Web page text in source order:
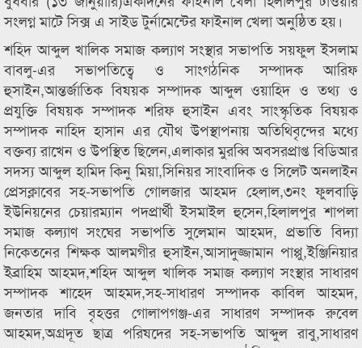
সংলগ্ন মাটে সিক্স এ সাইড টুর্নামেন্টের ফাইনাল খেলা অনুষ্ঠিত হয়।
শহিদ আব্দুল খালিক সমাজ কল্যাণ সংস্থার সভাপতি সয়ফুল ইসলাম
বাবলু-এর সভাপতিত্বে ও সাংগঠনিক সম্পাদক আরিফ
হুসাইন,আন্তর্জাতিক বিষয়ক সম্পাদক আব্দুল ওয়াহিদ ও তথ্য ও
প্রযুক্তি বিষয়ক সম্পাদক শরিফ হুসাইন এবং সাংস্কৃতিক বিষয়ক
সম্পাদক নাহিদ হাসান এর যৌথ উপস্থাপনায় অতিথিবৃন্দের মধ্যে
বক্তব্য রাখেন ও উপস্থিত ছিলেন,এলাকার মুরব্বি অবসরপ্রাপ্ত বিডিআর
সদস্য আব্দুল হামিদ কিনু মিয়া,সিনিয়র সাংবাদিক ও সিলেট অনলাইন
প্রেসক্লাবের সহ-সভাপতি গোলজার আহমদ হেলাল,৩নং ফুলবাড়ি
ইউনিয়নের চেয়ারম্যান পদপ্রার্থী ইসমাইল হুসেন,হিলালপুর শাপলা
সমাজ কল্যাণ সংঘের সভাপতি সুলেমান আহমদ, প্রভাতি বিদ্যা
নিকেতনের শিক্ষক আলমগীর হুসাইন,আসাদুজ্জামান পাপ্পু,ইঞ্জিনিয়ার
ইব্রাহিম আহমদ,শহিদ আব্দুল খালিক সমাজ কল্যাণ সংস্থার সাধারণ
সম্পাদক শাহেদ আহমদ,সহ-সাধারণ সম্পাদক কাবিল আহমদ,
জনতার দাবি বৃহত্তর গোলাপগঞ্জ-এর সাধারণ সম্পাদক রুবেল
আহমদ,অগ্রদূত ছাত্র পরিষদের সহ-সভাপতি আব্দুল রাবু,সাধারণ